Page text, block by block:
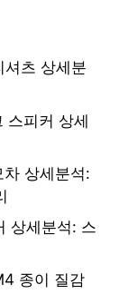
셔츠 상세분
스피커 상세
상세분석:
상세분석: 스
종이 질감